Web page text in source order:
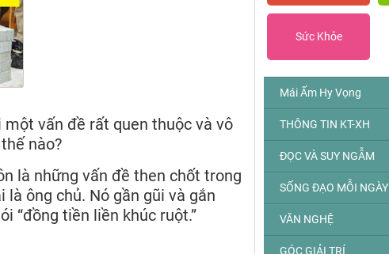
vấn đề rất quen thuộc và vô
nào?
là những vấn đề then chốt trong
ông chủ. Nó gần gũi và gắn
“đồng tiền liền khúc ruột.”
Sức Khỏe
Mái Ấm Hy Vọng
THÔNG TIN KT-XH
ĐỌC VÀ SUY NGẪM
SỐNG ĐẠO MỖI NGÀY
VĂN NGHỆ
GÓC GIẢI TRÍ